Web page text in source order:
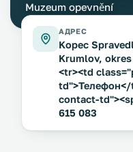
Muzeum opevnění
АДРЕС
Kopec
Krumlov,
<tr><td
contact-
615 083